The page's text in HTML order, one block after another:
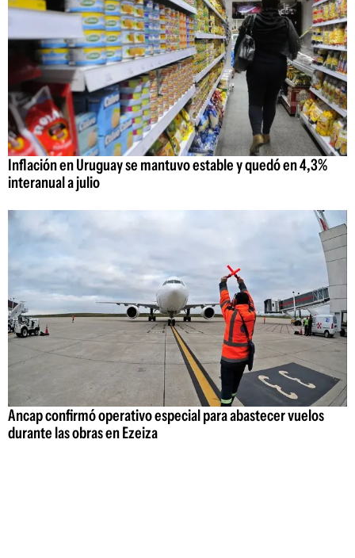
Inflación en Uruguay se mantuvo estable y quedó en 4,3%
interanual a julio
Ancap confirmó operativo especial para abastecer vuelos
durante las obras en Ezeiza